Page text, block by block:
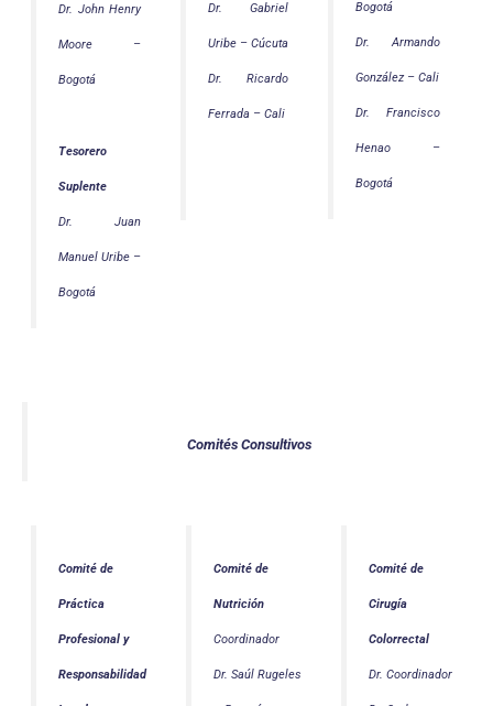
Dr. John Henry
Moore –
Bogotá
Tesorero
Suplente
Dr. Juan
Manuel Uribe –
Bogotá
Dr. Gabriel
Uribe – Cúcuta
Dr. Ricardo
Ferrada – Cali
Bogotá
Dr. Armando
González – Cali
Dr. Francisco
Henao –
Bogotá
Comités Consultivos
Comité de
Práctica
Profesional y
Responsabilidad
Comité de
Nutrición
Coordinador
Dr. Saúl Rugeles
Comité de
Cirugía
Colorrectal
Dr. Coordinador